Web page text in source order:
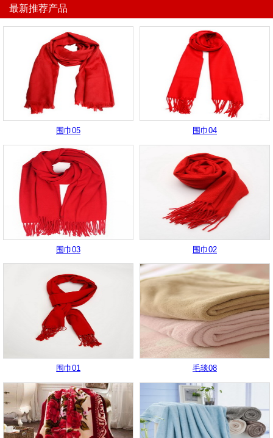
最新推荐产品
围巾05 围巾04
围巾03 围巾02
围巾01 毛毯08